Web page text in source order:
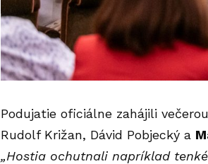
Podujatie oficiálne zahájili
Rudolf Križan, Dávid Pobjecký a
„Hostia ochutnali napríklad